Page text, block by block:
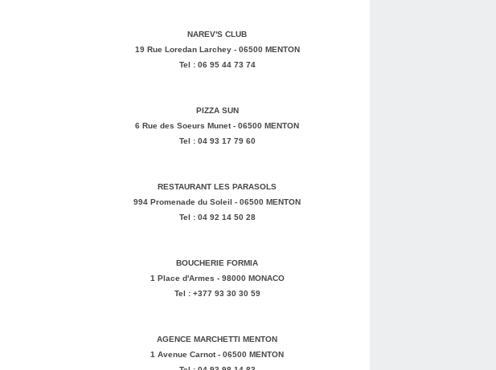
NAREV'S CLUB
19 Rue Loredan Larchey - 06500 MENTON
Tel : 06 95 44 73 74
PIZZA SUN
6 Rue des Soeurs Munet - 06500 MENTON
Tel : 04 93 17 79 60
RESTAURANT LES PARASOLS
994 Promenade du Soleil - 06500 MENTON
Tel : 04 92 14 50 28
BOUCHERIE FORMIA
1 Place d'Armes - 98000 MONACO
Tel : +377 93 30 30 59
AGENCE MARCHETTI MENTON
1 Avenue Carnot - 06500 MENTON